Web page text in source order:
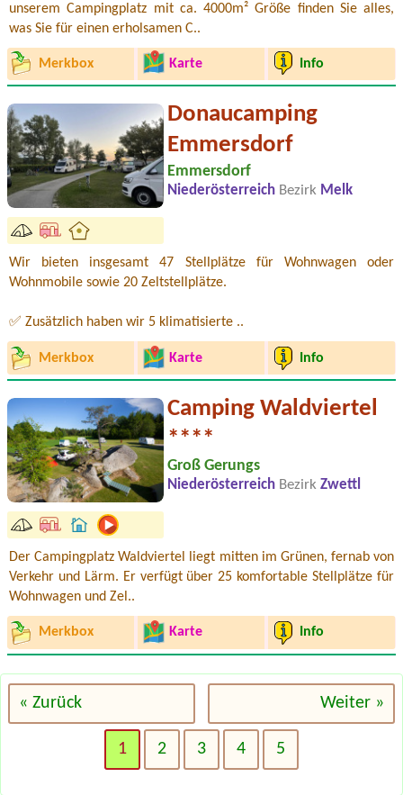
unserem Campingplatz mit ca. 4000m² Größe finden Sie alles,
was Sie für einen erholsamen C..
Merkbox Karte Info
Donaucamping
Emmersdorf
Emmersdorf
Niederösterreich Bezirk Melk
Wir bieten insgesamt 47 Stellplätze für Wohnwagen oder
Wohnmobile sowie 20 Zeltstellplätze.
✅ Zusätzlich haben wir 5 klimatisierte ..
Merkbox Karte Info
Camping Waldviertel
****
Groß Gerungs
Niederösterreich Bezirk Zwettl
Der Campingplatz Waldviertel liegt mitten im Grünen, fernab von
Verkehr und Lärm. Er verfügt über 25 komfortable Stellplätze für
Wohnwagen und Zel..
Merkbox Karte Info
« Zurück Weiter »
1 2 3 4 5